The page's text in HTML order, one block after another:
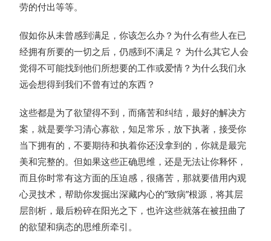
劳的付出等等。
假如你从未曾感到满足，你该怎么办？为什么有些人在已
经拥有所要的一切之后，仍感到不满足？ 为什么其它人会
觉得不可能找到他们所想要的工作或爱情？为什么我们永
远会想得到我们不曾有过的东西？
这些都是为了欲望得不到，而痛苦和纠结，最好的解决方
案，就是要学习清心寡欲，知足常乐，放下执著，接受你
当下拥有的，不要期待和执着你还没拿到的，你就是最完
美和完整的。但如果这些正确思维，还是无法让你释怀，
而且你时常有这方面的压迫感，很痛苦，那就要借用内观
心灵技术，帮助你发掘出深藏内心的”致病”根源，将其层
层剖析，最后粉碎在阳光之下，也许这些就落在被扭曲了
的欲望和病态的思维所牵引。